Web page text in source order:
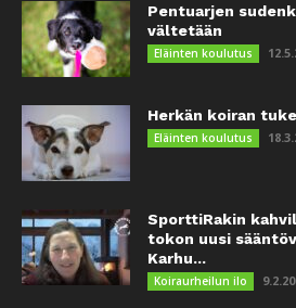
Pentuarjen
vältetään
Eläinten koulutus
Herkän koiran
Eläinten koulutus
SporttiRakin
tokon uusi
Karhu...
Koiraurheilun ilo